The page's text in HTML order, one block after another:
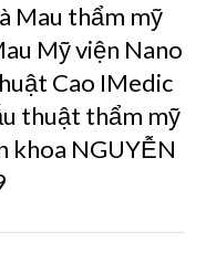
Mau thẩm mỹ
Mỹ viện Nano
Cao IMedic
thuật thẩm mỹ
khoa NGUYỄN